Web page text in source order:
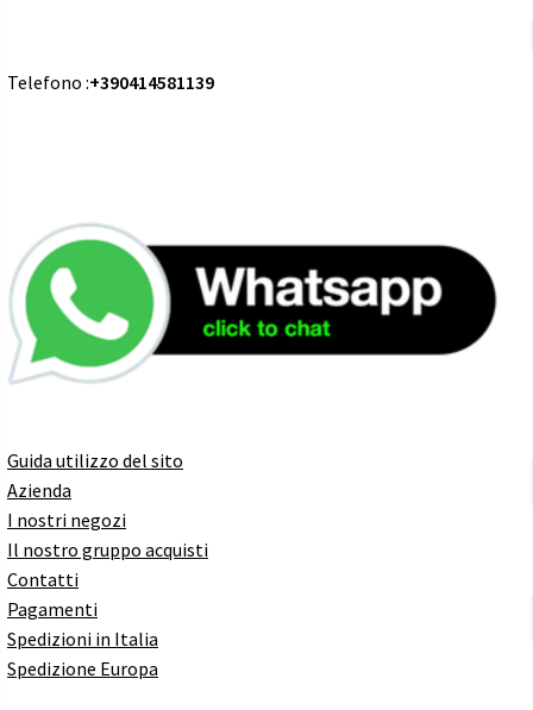
Telefono :+390414581139
Guida utilizzo del sito
Azienda
I nostri negozi
Il nostro gruppo acquisti
Contatti
Pagamenti
Spedizioni in Italia
Spedizione Europa